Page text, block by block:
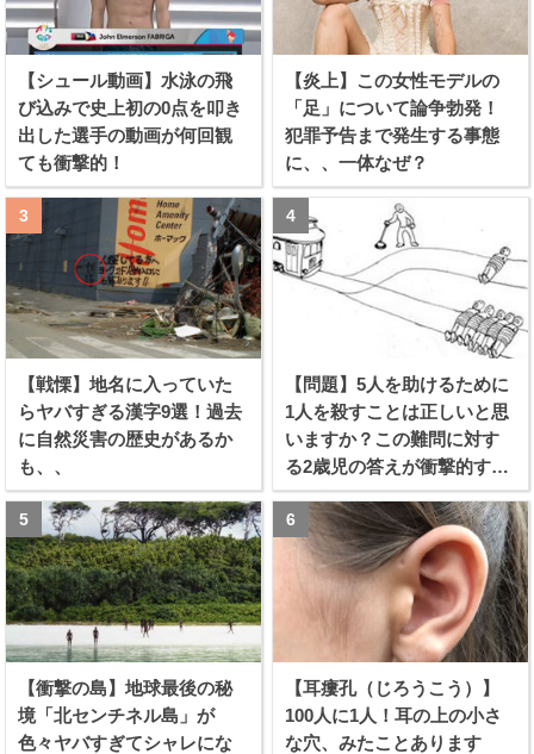
【シュール動画】水泳の飛
び込みで史上初の0点を叩き
出した選手の動画が何回観
ても衝撃的！
【炎上】この女性モデルの
「足」について論争勃発！
犯罪予告まで発生する事態
に、、一体なぜ？
【戦慄】地名に入っていた
らヤバすぎる漢字9選！過去
に自然災害の歴史があるか
も、、
【問題】5人を助けるために
1人を殺すことは正しいと思
いますか？この難問に対す
る2歳児の答えが衝撃的すぎ
る！！
【衝撃の島】地球最後の秘
境「北センチネル島」が
色々ヤバすぎてシャレにな
【耳瘻孔（じろうこう）】
100人に1人！耳の上の小さ
な穴、みたことあります